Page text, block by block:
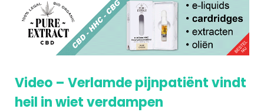
Video – Verlamde pijnpatiënt vindt
heil in wiet verdampen